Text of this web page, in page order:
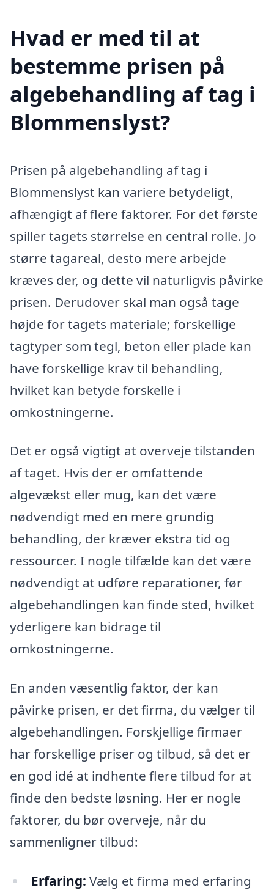
Hvad er med til at
bestemme prisen på
algebehandling af tag i
Blommenslyst?
Prisen på algebehandling af tag i
Blommenslyst kan variere betydeligt,
afhængigt af flere faktorer. For det første
spiller tagets størrelse en central rolle. Jo
større tagareal, desto mere arbejde
kræves der, og dette vil naturligvis påvirke
prisen. Derudover skal man også tage
højde for tagets materiale; forskellige
tagtyper som tegl, beton eller plade kan
have forskellige krav til behandling,
hvilket kan betyde forskelle i
omkostningerne.
Det er også vigtigt at overveje tilstanden
af taget. Hvis der er omfattende
algevækst eller mug, kan det være
nødvendigt med en mere grundig
behandling, der kræver ekstra tid og
ressourcer. I nogle tilfælde kan det være
nødvendigt at udføre reparationer, før
algebehandlingen kan finde sted, hvilket
yderligere kan bidrage til
omkostningerne.
En anden væsentlig faktor, der kan
påvirke prisen, er det firma, du vælger til
algebehandlingen. Forskjellige firmaer
har forskellige priser og tilbud, så det er
en god idé at indhente flere tilbud for at
finde den bedste løsning. Her er nogle
faktorer, du bør overveje, når du
sammenligner tilbud:
Erfaring: Vælg et firma med erfaring